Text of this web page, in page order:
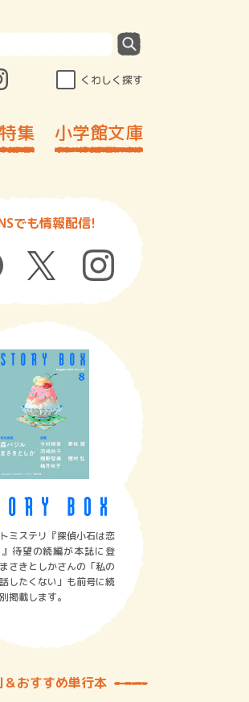
くわしく探す
特集 小学館文庫
でも情報配信!
ミステリ『探偵小石は恋
待望の続編が本誌に登
さきとしかさんの「私の
したくない」も前号に続
掲載します。
＆おすすめ単行本